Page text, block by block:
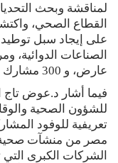
لمناقشة وبحث
القطاع الصحي،
على إيجاد سبل توطيد
عارض، و 300 مشارك من صناع القرار.
فيما أشار د.عوض تاج
للشؤون الصحية
تعريفية للوفود
مصر من منشآت صحية
الشركات الكبرى